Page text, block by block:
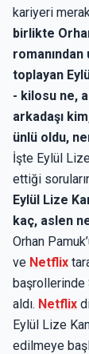
kariyeri
birlikte
toplayan
- kilosu ne,
arkadaşı
ünlü oldu,
İşte Eylül
ettiği
Eylül Lize
kaç, aslen
Orhan
ve Netflix
başrollerinde
aldı. Netflix
Eylül Lize
edilmeye